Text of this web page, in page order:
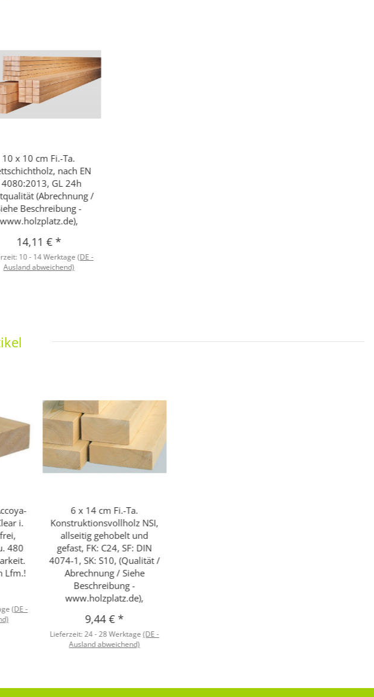
10 x 10 cm Fi.-Ta.
nach EN
GL 24h
(Abrechnung /
Beschreibung -
www.holzplatz.de),
14,11 € *
10 - 14 Werktage (DE -
Ausland abweichend)
i.
480
Lfm.!
(DE -
6 x 14 cm Fi.-Ta.
Konstruktionsvollholz NSI,
allseitig gehobelt und
gefast, FK: C24, SF: DIN
4074-1, SK: S10, (Qualität /
Abrechnung / Siehe
Beschreibung -
www.holzplatz.de),
9,44 € *
Lieferzeit:24 - 28 Werktage(DE -
Ausland abweichend)